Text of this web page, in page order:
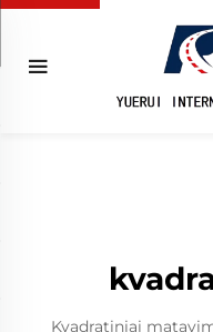
Kvadratiniai